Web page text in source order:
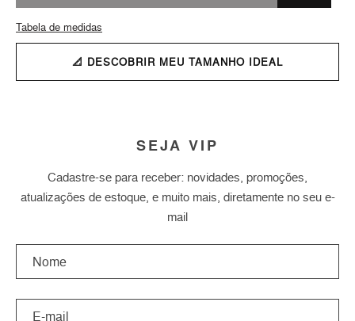
Tabela de medidas
📐 DESCOBRIR MEU TAMANHO IDEAL
SEJA VIP
Cadastre-se para receber: novidades, promoções,
atualizações de estoque, e muito mais, diretamente no seu e-
mail